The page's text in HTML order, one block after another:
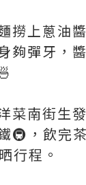
撈上蔥油
夠彈牙，
菜南街生
🚇，飲完
行程。